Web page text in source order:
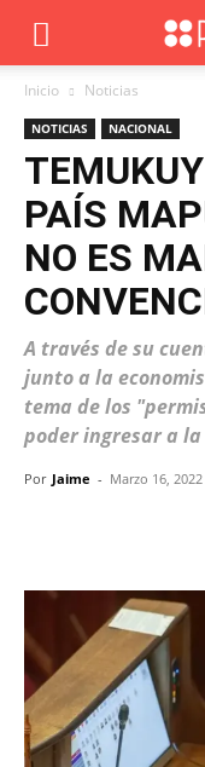
Inicio Noticias
NOTICIAS NACIONAL
PAÍS
NO ES
A través de su
junto a la
tema de los
poder ingresar a
Por Jaime - Marzo 16, 2022